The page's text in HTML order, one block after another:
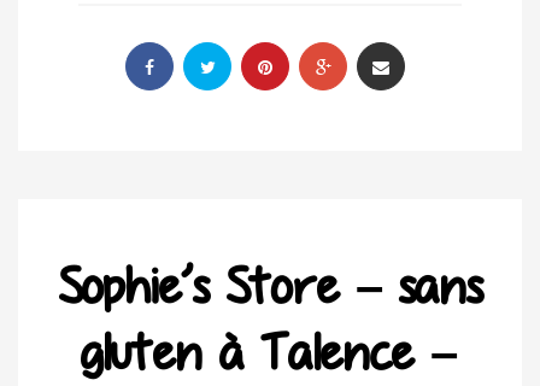
Sophie’s Store – sans
gluten à Talence –